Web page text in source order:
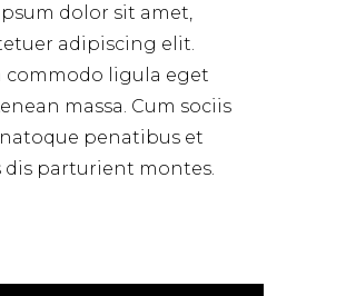
dolor sit amet,
adipiscing elit.
commodo ligula eget
massa. Cum sociis
penatibus et
dis parturient montes.